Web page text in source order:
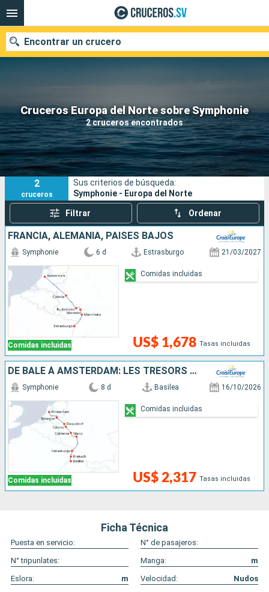
Cruceros Europa del Norte sobre Symphonie
2 cruceros encontrados
Encontrar un crucero
Nuestros destinos
Fecha de salida
Puertos Compañías
Buscar
2
cruceros
Sus criterios de búsqueda:
Symphonie - Europa del Norte
Filtrar Ordenar
FRANCIA, ALEMANIA, PAISES BAJOS
Comidas incluidas
Symphonie 6 d Estrasburgo 21/03/2027
US$ 1,678 Tasas incluidas
Comidas incluidas
DE BÂLE À AMSTERDAM: LES TRÉSORS D'UN FLEUVE MYTHIQUE, LE RHIN
Comidas incluidas
Symphonie 8 d Basilea 16/10/2026
US$ 2,317 Tasas incluidas
Comidas incluidas
Ficha Técnica
Puesta en servicio:
N° de pasajeros:
N° tripunlates:
Manga:
m
Eslora:
m Velocidad: Nudos